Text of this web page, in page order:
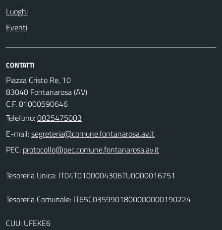
Luoghi
Eventi
CONTATTI
Piazza Cristo Re, 10
83040 Fontanarosa (AV)
C.F. 81000590646
Telefono:0825475003
E-mail:
PEC:
Tesoreria Unica: IT04T0100004306TU0000016751
Tesoreria Comunale: IT65C0359901800000000190224
CUU: UFEKE6